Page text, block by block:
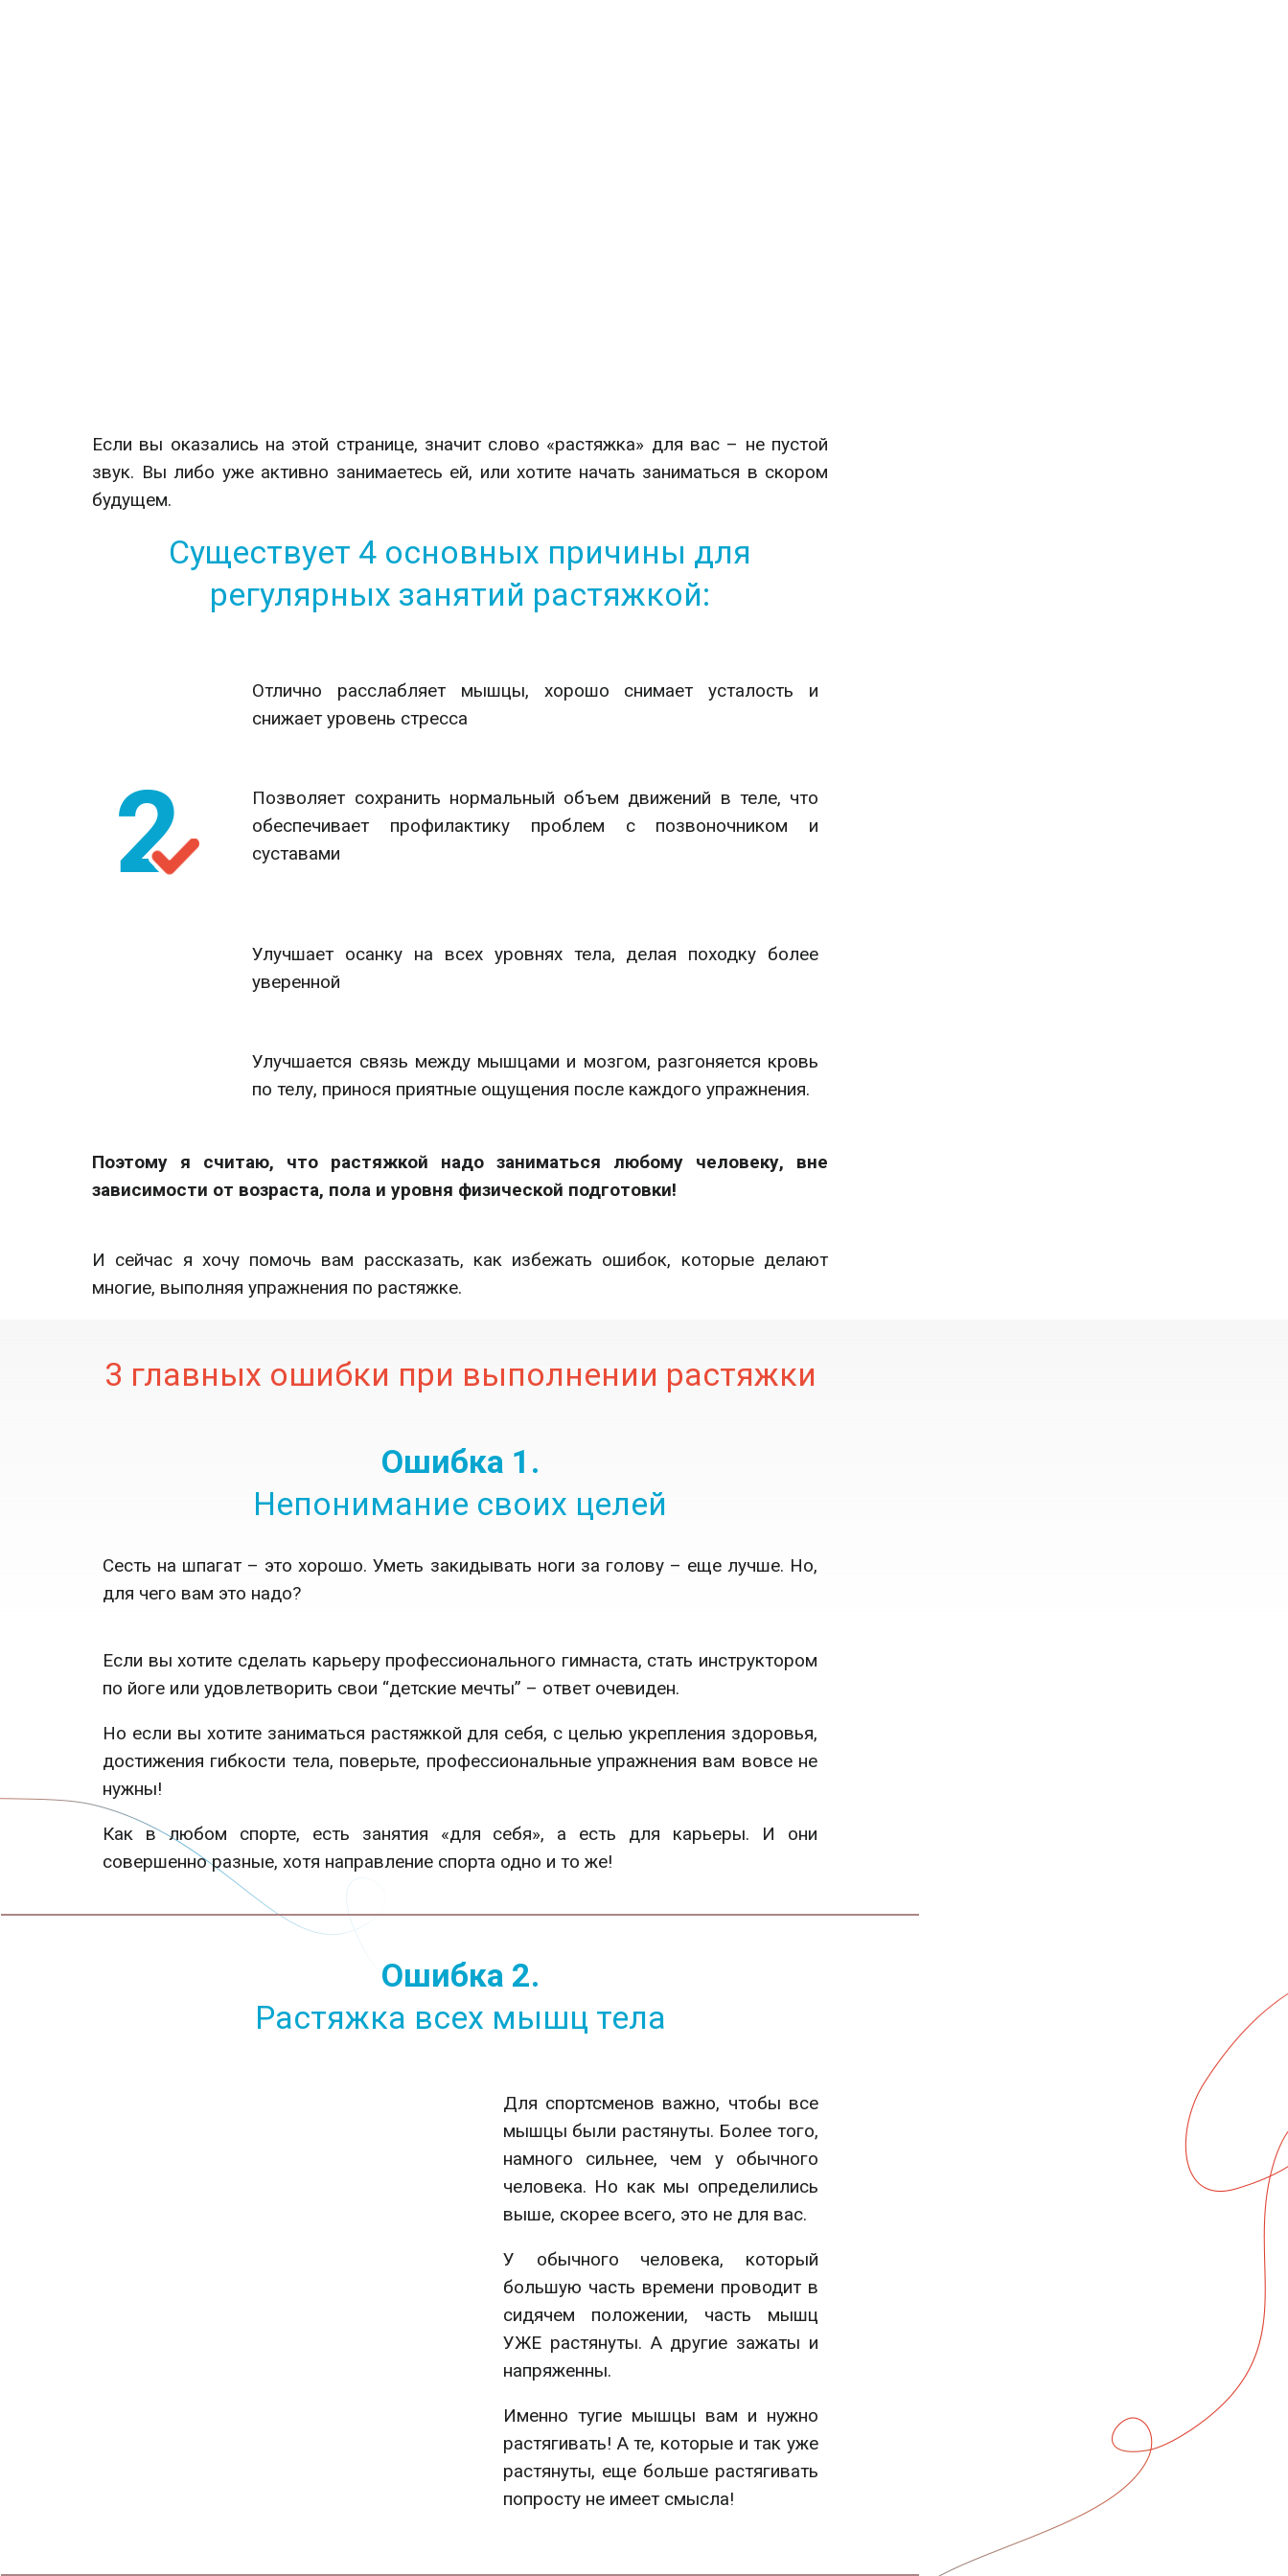
Если вы оказались на этой странице, значит слово «растяжка» для вас – не пустой
звук. Вы либо уже активно занимаетесь ей, или хотите начать заниматься в скором
будущем.
Существует 4 основных причины для
регулярных занятий растяжкой:
Отлично расслабляет мышцы, хорошо снимает усталость и
снижает уровень стресса
Позволяет сохранить нормальный объем движений в теле, что
обеспечивает профилактику проблем с позвоночником и
суставами
Улучшает осанку на всех уровнях тела, делая походку более
уверенной
Улучшается связь между мышцами и мозгом, разгоняется кровь
по телу, принося приятные ощущения после каждого упражнения.
Поэтому я считаю, что растяжкой надо заниматься любому человеку, вне
зависимости от возраста, пола и уровня физической подготовки!
И сейчас я хочу помочь вам рассказать, как избежать ошибок, которые делают
многие, выполняя упражнения по растяжке.
3 главных ошибки при выполнении растяжки
Ошибка 1.
Непонимание своих целей
Сесть на шпагат – это хорошо. Уметь закидывать ноги за голову – еще лучше. Но,
для чего вам это надо?
Если вы хотите сделать карьеру профессионального гимнаста, стать инструктором
по йоге или удовлетворить свои “детские мечты” – ответ очевиден.
Но если вы хотите заниматься растяжкой для себя, с целью укрепления здоровья,
достижения гибкости тела, поверьте, профессиональные упражнения вам вовсе не
нужны!
Как в любом спорте, есть занятия «для себя», а есть для карьеры. И они
совершенно разные, хотя направление спорта одно и то же!
Ошибка 2.
Растяжка всех мышц тела
Для спортсменов важно, чтобы все
мышцы были растянуты. Более того,
намного сильнее, чем у обычного
человека. Но как мы определились
выше, скорее всего, это не для вас.
У обычного человека, который
большую часть времени проводит в
сидячем положении, часть мышц
УЖЕ растянуты. А другие зажаты и
напряженны.
Именно тугие мышцы вам и нужно
растягивать! А те, которые и так уже
растянуты, еще больше растягивать
попросту не имеет смысла!